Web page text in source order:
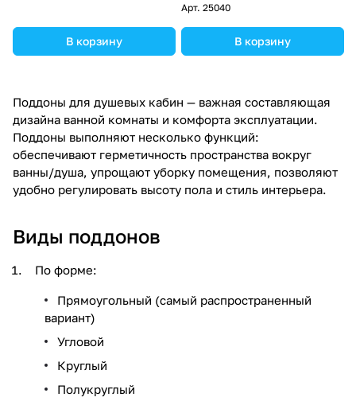
В корзину
Арт. 25040
В корзину
Поддоны для душевых кабин — важная составляющая
дизайна ванной комнаты и комфорта эксплуатации.
Поддоны выполняют несколько функций:
обеспечивают герметичность пространства вокруг
ванны/душа, упрощают уборку помещения, позволяют
удобно регулировать высоту пола и стиль интерьера.
Виды поддонов
По форме:
Прямоугольный (самый распространенный
вариант)
Угловой
Круглый
Полукруглый